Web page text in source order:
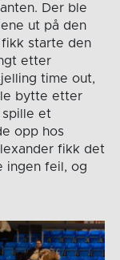
Der ble
ut på den
fikk starte den
etter
time out,
bytte etter
et
opp hos
fikk det
ingen feil, og